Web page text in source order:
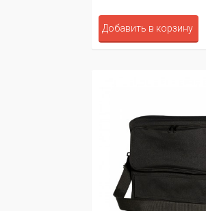
Добавить в корзину